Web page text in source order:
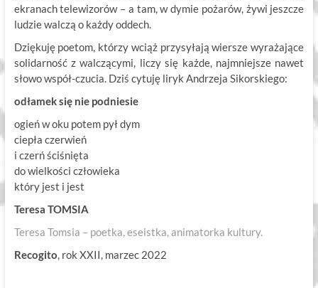
ekranach telewizorów – a tam, w dymie pożarów, żywi jeszcze
ludzie walczą o każdy oddech.
Dziękuję poetom, którzy wciąż przysyłają wiersze wyrażające
solidarność z walczącymi, liczy się każde, najmniejsze nawet
słowo współ-czucia. Dziś cytuję liryk Andrzeja Sikorskiego:
odłamek się nie podniesie
ogień w oku potem pył dym
ciepła czerwień
i czerń ściśnięta
do wielkości człowieka
który jest i jest
Teresa TOMSIA
Teresa Tomsia – poetka,eseistka,animatorka kultury.
Recogito, rok XXII, marzec 2022